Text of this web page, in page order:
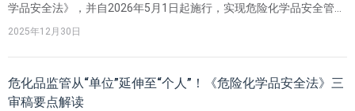
学品安全法》，并自2026年5月1日起施行，实现危险化学品安全管理
由行政法规上升为国家法律。新法在立法目的中纳入总体国家安全
观，明确“单位负责、职工参与、政府监管、行业自律、社会监督”的
管理机制，细化应急管理、自然资源、工信、海关等多部门监管职
2025年12月30日
危化品监管从“单位”延伸至“个人”！《危险化学品安全法》三
审稿要点解读